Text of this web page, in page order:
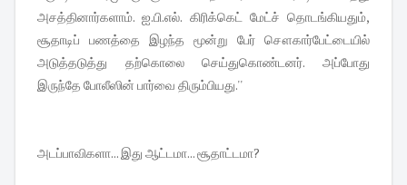
அசத்தினார்களாம். ஐ.பி.எல். கிரிக்கெட் மேட்ச் தொடங்கியதும்,
சூதாடிப் பணத்தை இழந்த மூன்று பேர் சௌகார்பேட்டையில்
அடுத்தடுத்து தற்கொலை செய்துகொண்டனர். அப்போது
இருந்தே போலீஸின் பார்வை திரும்பியது.''
அடப்பாவிகளா... இது ஆட்டமா... சூதாட்டமா?